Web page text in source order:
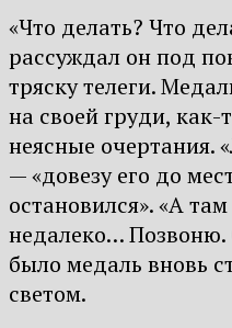
«Что делать? Что
рассуждал он под
тряску телеги.
на своей груди, как-
неясные очертания.
— «довезу его до
остановился». «А
недалеко…
было медаль вновь
светом.